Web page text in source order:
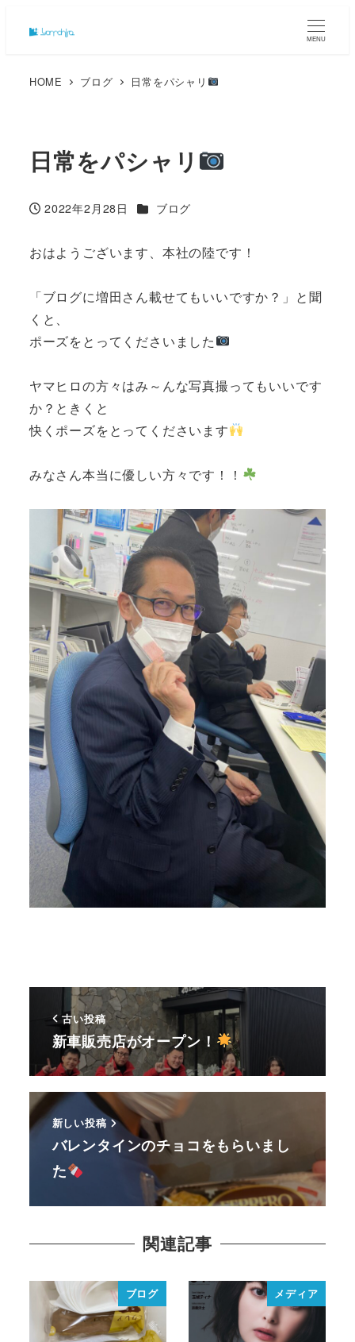
MENU
HOME ブログ 日常をパシャリ
日常をパシャリ
投稿日
2022年2月28日 カテゴリー
ブログ
おはようございます、本社の陸です！
「ブログに増田さん載せてもいいですか？」と聞
くと、
ポーズをとってくださいました
ヤマヒロの方々はみ～んな写真撮ってもいいです
か？ときくと
快くポーズをとってくださいます
みなさん本当に優しい方々です！！
古い投稿
新車販売店がオープン！
新しい投稿
バレンタインのチョコをもらいまし
た
関連記事
ブログ メディア